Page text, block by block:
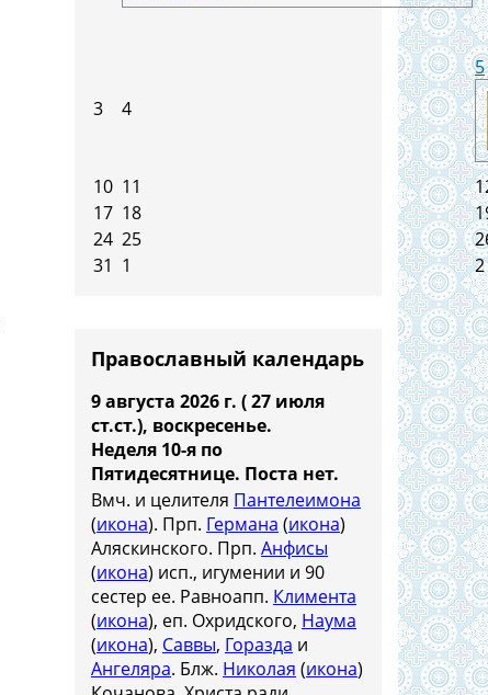
3 4
5
10 11
17 18
24 25
31 1 2
Православный календарь
9 августа 2026 г. ( 27 июля
ст.ст.), воскресенье.
Неделя 10-я по
Пятидесятнице. Поста нет.
Вмч. и целителя Пантелеимона
(икона). Прп. Германа (икона)
Аляскинского. Прп. Анфисы
(икона) исп., игумении и 90
сестер ее. Равноапп. Климента
(икона), еп. Охридского, Наума
(икона), Саввы, Горазда и
Ангеляра. Блж. Николая (икона)